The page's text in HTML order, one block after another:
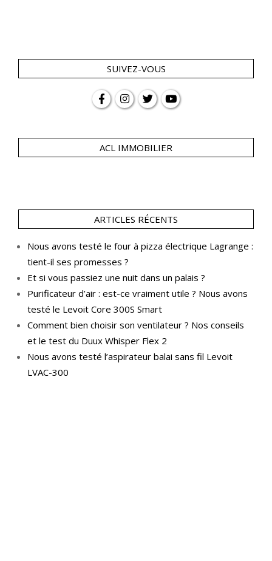
SUIVEZ-VOUS
ACL IMMOBILIER
ARTICLES RÉCENTS
Nous avons testé le four à pizza électrique Lagrange :
tient-il ses promesses ?
Et si vous passiez une nuit dans un palais ?
Purificateur d’air : est-ce vraiment utile ? Nous avons
testé le Levoit Core 300S Smart
Comment bien choisir son ventilateur ? Nos conseils
et le test du Duux Whisper Flex 2
Nous avons testé l’aspirateur balai sans fil Levoit
LVAC-300